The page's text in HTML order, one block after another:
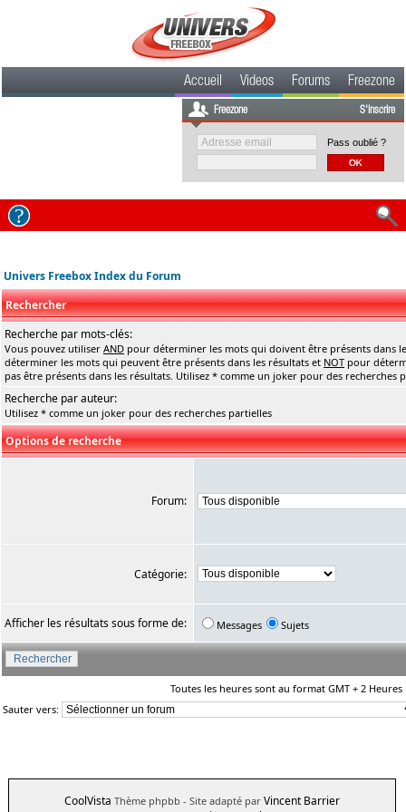
Accueil Videos Forums Freezone
Freezone S'inscrire
Pass oublié ?
Univers Freebox Index du Forum
Rechercher
Recherche par mots-clés:
Vous pouvez utiliser AND pour déterminer les mots qui doivent être présents dans
déterminer les mots qui peuvent être présents dans les résultats et NOT pour
pas être présents dans les résultats. Utilisez * comme un joker pour des recherches
Recherche par auteur:
Utilisez * comme un joker pour des recherches partielles
Options de recherche
Forum:
Catégorie:
Afficher les résultats sous forme de: Messages Sujets
Toutes les heures sont au format GMT + 2 Heures
Sauter vers:
CoolVista Thème phpbb - Site adapté par Vincent Barrier